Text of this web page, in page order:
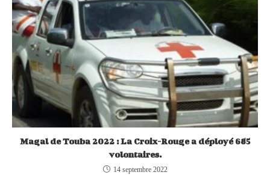
Magal de Touba 2022 : La Croix-Rouge a déployé 685
volontaires.
14 septembre 2022